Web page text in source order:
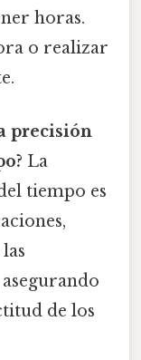
horas.
o realizar
precisión
La
tiempo es
de los